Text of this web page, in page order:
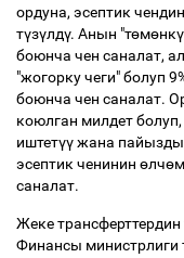
ордуна, эсептик
түзүлдү. Анын "төмөнкү
боюнча чен саналат,
"жогорку чеги" болуп
боюнча чен саналат.
коюлган милдет
иштетүүжана
эсептик ченинин өлчөм
саналат.
Жеке трансферттердин
Финансы